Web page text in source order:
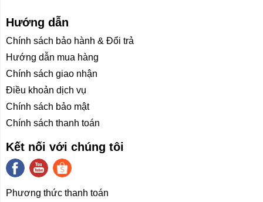
Hướng dẫn
Chính sách bảo hành & Đổi trả
Hướng dẫn mua hàng
Chính sách giao nhận
Điều khoản dịch vụ
Chính sách bảo mật
Chính sách thanh toán
Kết nối với chúng tôi
Phương thức thanh toán